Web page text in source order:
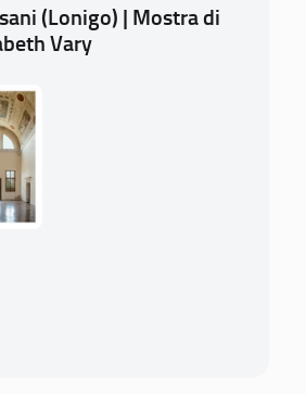
(Lonigo) | Mostra di
Vary